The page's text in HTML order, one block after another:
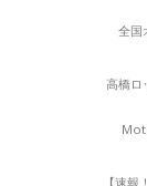
全国
高橋ロ
【速